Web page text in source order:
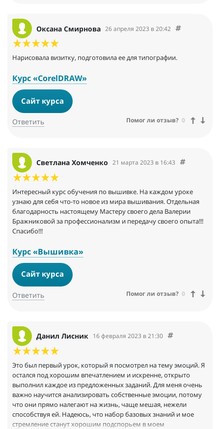
Оксана Смирнова 26 апреля 2023 в 20:42
Нарисовала визитку, подготовила ее для типографии.
Курс «CorelDRAW»
Сайт курса
Ответить Помог ли отзыв? 0
Светлана Хомченко 21 марта 2023 в 16:43
Интересный курс обучения по вышивке. На каждом уроке
узнаю для себя что-то новое из мира вышивания. Отдельная
благодарность настоящему Мастеру своего дела Валерии
Бражниковой за профессионализм и передачу своего опыта!!!
Спасибо!!!
Курс «Вышивка»
Сайт курса
Ответить Помог ли отзыв? 0
Данил Лисник 16 февраля 2023 в 21:30
Это был первый урок, который я посмотрел на тему эмоций. Я
остался под хорошим впечатлением и искренне, открыто
выполнил каждое из предложенных заданий. Для меня очень
важно научится анализировать собственные эмоции, потому
что они прямо налегают на жизнь, чаще мешая, нежели
способствуя ей. Надеюсь, что набор базовых знаний и мое
стремление станут хорошим подспорьем в моем